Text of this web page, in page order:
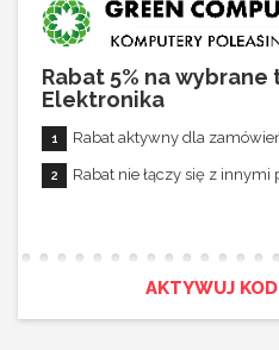
Rabat 5% na
Elektronika
Rabat aktywny dla
Rabat nie łączy się z innymi
AKTYWUJ